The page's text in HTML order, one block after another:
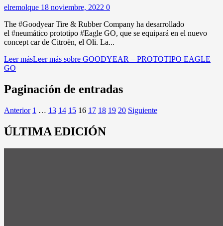
elremolque 18 noviembre, 2022 0
The #Goodyear Tire & Rubber Company ha desarrollado
el #neumático prototipo #Eagle GO, que se equipará en el nuevo
concept car de Citroën, el Oli. La...
Leer másLeer más sobre GOODYEAR – PROTOTIPO EAGLE
GO
Paginación de entradas
Anterior 1 … 13 14 15 16 17 18 19 20 Siguiente
ÚLTIMA EDICIÓN